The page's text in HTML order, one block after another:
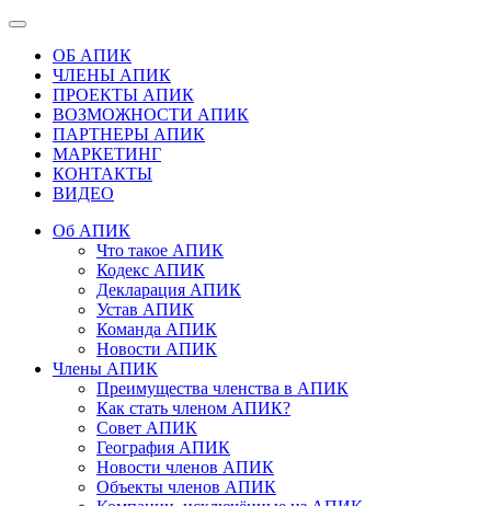
ОБ АПИК
ЧЛЕНЫ АПИК
ПРОЕКТЫ АПИК
ВОЗМОЖНОСТИ АПИК
ПАРТНЕРЫ АПИК
МАРКЕТИНГ
КОНТАКТЫ
ВИДЕО
Об АПИК
Что такое АПИК
Кодекс АПИК
Декларация АПИК
Устав АПИК
Команда АПИК
Новости АПИК
Члены АПИК
Преимущества членства в АПИК
Как стать членом АПИК?
Совет АПИК
География АПИК
Новости членов АПИК
Объекты членов АПИК